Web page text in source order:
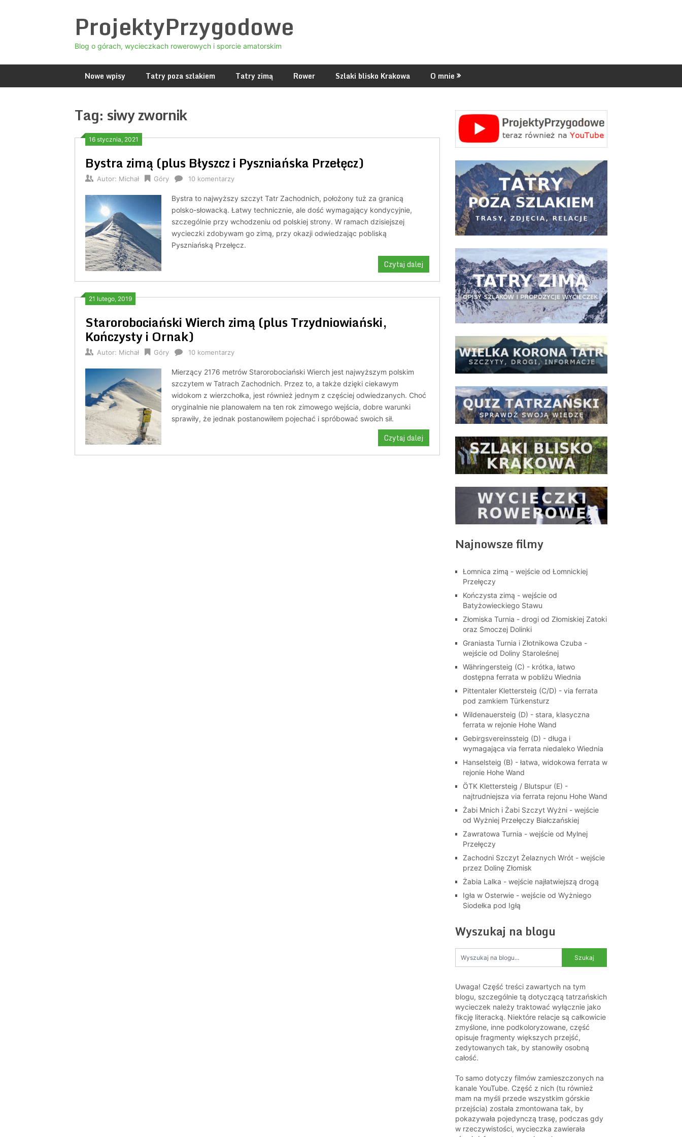
ProjektyPrzygodowe
Blog o górach, wycieczkach rowerowych i sporcie amatorskim
Nowe wpisy Tatry poza szlakiem Tatry zimą Rower Szlaki blisko Krakowa O mnie
Tag: siwy zwornik
16 stycznia, 2021
Bystra zimą (plus Błyszcz i Pyszniańska Przełęcz)
Autor: Michał Góry 10 komentarzy
Bystra to najwyższy szczyt Tatr Zachodnich, położony tuż za granicą
polsko-słowacką. Łatwy technicznie, ale dość wymagający kondycyjnie,
szczególnie przy wchodzeniu od polskiej strony. W ramach dzisiejszej
wycieczki zdobywam go zimą, przy okazji odwiedzając pobliską
Pyszniańską Przełęcz.
Czytaj dalej
21 lutego, 2019
Starorobociański Wierch zimą (plus Trzydniowiański,
Kończysty i Ornak)
Autor: Michał Góry 10 komentarzy
Mierzący 2176 metrów Starorobociański Wierch jest najwyższym polskim
szczytem w Tatrach Zachodnich. Przez to, a także dzięki ciekawym
widokom z wierzchołka, jest również jednym z częściej odwiedzanych. Choć
oryginalnie nie planowałem na ten rok zimowego wejścia, dobre warunki
sprawiły, że jednak postanowiłem pojechać i spróbować swoich sił.
Czytaj dalej
Najnowsze filmy
Łomnica zimą - wejście od Łomnickiej
Przełęczy
Kończysta zimą - wejście od
Batyżowieckiego Stawu
Złomiska Turnia - drogi od Złomiskiej Zatoki
oraz Smoczej Dolinki
Graniasta Turnia i Złotnikowa Czuba -
wejście od Doliny Staroleśnej
Währingersteig (C) - krótka, łatwo
dostępna ferrata w pobliżu Wiednia
Pittentaler Klettersteig (C/D) - via ferrata
pod zamkiem Türkensturz
Wildenauersteig (D) - stara, klasyczna
ferrata w rejonie Hohe Wand
Gebirgsvereinssteig (D) - długa i
wymagająca via ferrata niedaleko Wiednia
Hanselsteig (B) - łatwa, widokowa ferrata w
rejonie Hohe Wand
ÖTK Klettersteig / Blutspur (E) -
najtrudniejsza via ferrata rejonu Hohe Wand
Żabi Mnich i Żabi Szczyt Wyżni - wejście
od Wyżniej Przełęczy Białczańskiej
Zawratowa Turnia - wejście od Mylnej
Przełęczy
Zachodni Szczyt Żelaznych Wrót - wejście
przez Dolinę Złomisk
Żabia Lalka - wejście najłatwiejszą drogą
Igła w Osterwie - wejście od Wyżniego
Siodełka pod Igłą
Wyszukaj na blogu
Uwaga! Część treści zawartych na tym
blogu, szczególnie tą dotyczącą tatrzańskich
wycieczek należy traktować wyłącznie jako
fikcję literacką. Niektóre relacje są całkowicie
zmyślone, inne podkoloryzowane, część
opisuje fragmenty większych przejść,
zedytowanych tak, by stanowiły osobną
całość.
To samo dotyczy filmów zamieszczonych na
kanale YouTube. Część z nich (tu również
mam na myśli przede wszystkim górskie
przejścia) została zmontowana tak, by
pokazywała pojedynczą trasę, podczas gdy
w rzeczywistości, wycieczka zawierała